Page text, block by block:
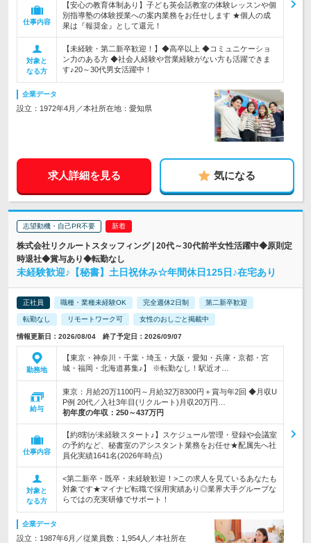
仕事内容
【安心の教育体制あり】子ども英会話教室の体験レッスンや個
別指導塾の体験授業への案内業務をお任せします ★個人の成
果は『報奨金』として還元！
対象と
なる方
【未経験・第二新卒歓迎！】◆高卒以上 ◆コミュニケーショ
ン力のある方 ◆社会人経験や営業経験がない方も活躍できま
す♪20～30代男女活躍中！
企業データ
設立：1972年4月／本社所在地：愛知県
求人詳細を見る 気になる
志望動機・自己PR不要
株式会社リクルートスタッフィング | 20代～30代前半女性活躍中◆原則定
時退社◆賞与あり◆転勤なし
未経験歓迎♪【秘書】土日祝休み☆年間休日125日♪在宅あり
正社員 職種・業種未経験OK 完全週休2日制 第二新卒歓迎
転勤なし リモートワーク可 女性のおしごと掲載中
情報更新日：2026/08/04 終了予定日：2026/09/07
勤務地
【東京・神奈川・千葉・埼玉・大阪・愛知・兵庫・京都・宮
城・福岡・北海道募集♪】 ※転勤なし！駅近オ…
給与
東京：月給20万1100円～月給32万8300円＋賞与年2回 ◆月収U
P例 20代／入社3年目(リクルート)月収20万円…
初年度の年収： 250～437万円
仕事内容
【約8割が未経験スタート♪】スケジュール管理・登録や会議室
の予約など、秘書室のアシスタント業務をお任せ★配属先へ社
員化実績1641名(2026年時点)
対象と
なる方
<第二新卒・既卒・未経験歓迎！>この求人を見ているあなたも
対象です★マイナビ転職で採用実績あり◎業界大手グループな
らではの充実研修でサポート！
企業データ
設立：1987年6月／従業員数：1,954人／本社所在